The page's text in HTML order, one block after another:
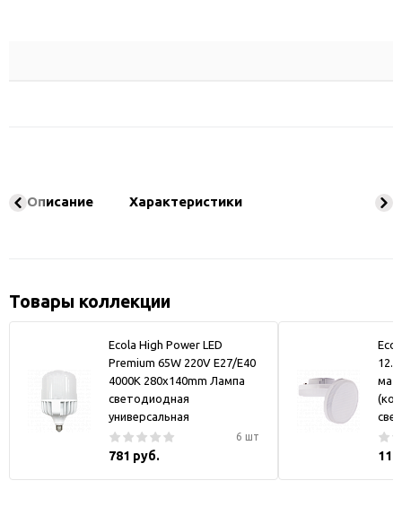
Описание Характеристики
Товары коллекции
Ecola High Power LED
Premium 65W 220V E27/E40
4000K 280х140mm Лампа
светодиодная
универсальная
6 шт
781 руб.